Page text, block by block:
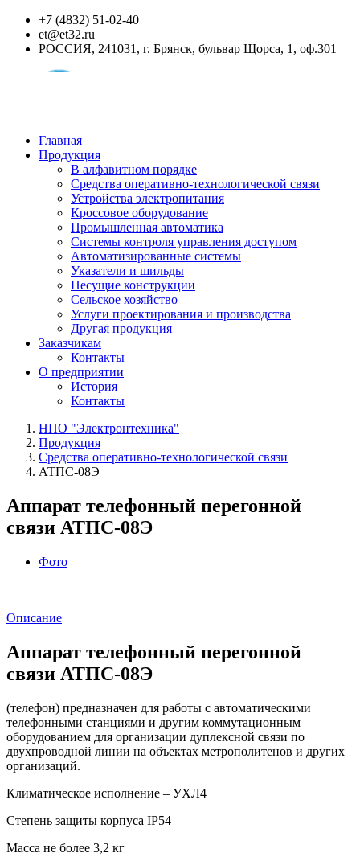
+7 (4832) 51-02-40
et@et32.ru
РОССИЯ, 241031, г. Брянск, бульвар Щорса, 1, оф.301
Главная
Продукция
В алфавитном порядке
Средства оперативно-технологической связи
Устройства электропитания
Кроссовое оборудование
Промышленная автоматика
Системы контроля управления доступом
Автоматизированные системы
Указатели и шильды
Несущие конструкции
Сельское хозяйство
Услуги проектирования и производства
Другая продукция
Заказчикам
Контакты
О предприятии
История
Контакты
НПО "Электронтехника"
Продукция
Средства оперативно-технологической связи
АТПС‑08Э
Аппарат телефонный перегонной
связи АТПС‑08Э
Фото
Описание
Аппарат телефонный перегонной
связи АТПС‑08Э
(телефон) предназначен для работы с автоматическими
телефонными станциями и другим коммутационным
оборудованием для организации дуплексной связи по
двухпроводной линии на объектах метрополитенов и других
организаций.
Климатическое исполнение – УХЛ4
Степень защиты корпуса IP54
Масса не более 3,2 кг